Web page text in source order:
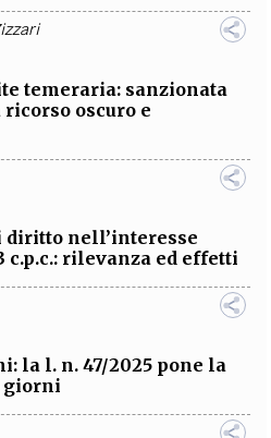
temeraria: sanzionata
oscuro e
nell’interesse
c.p.c.: rilevanza ed effetti
la l. n. 47/2025 pone la
giorni